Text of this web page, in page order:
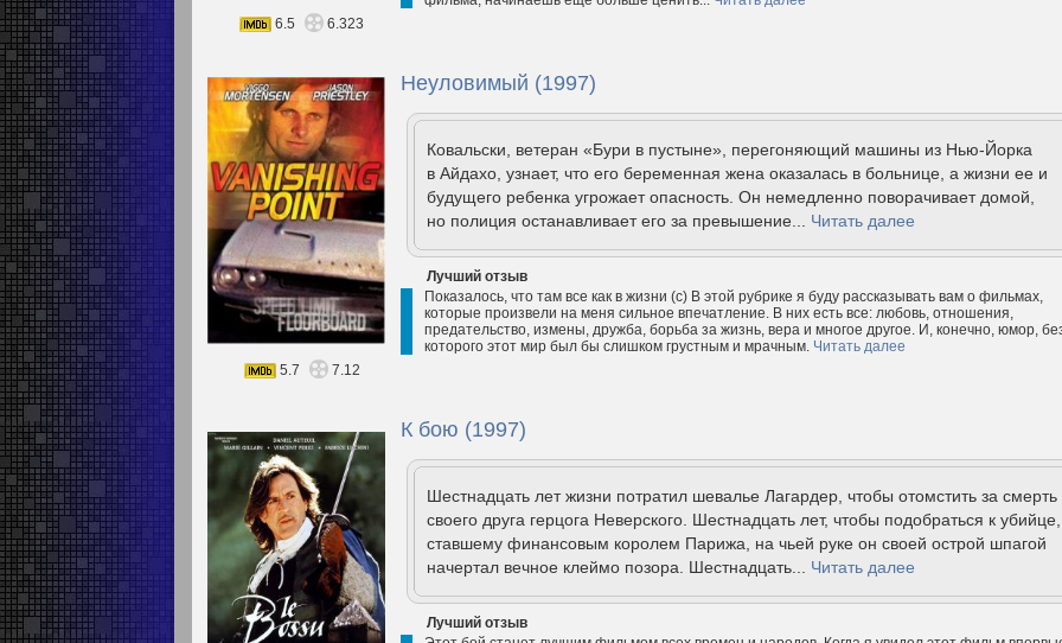
6.5
6.323
Неуловимый (1997)
Ковальски, ветеран «Бури в пустыне», перегоняющий машины из Нью-Йорка
в Айдахо, узнает, что его беременная жена оказалась в больнице, а жизни ее и
будущего ребенка угрожает опасность. Он немедленно поворачивает домой,
но полиция останавливает его за превышение... Читать далее
Лучший отзыв
Показалось, что там все как в жизни (с) В этой рубрике я буду рассказывать вам о фильмах,
которые произвели на меня сильное впечатление. В них есть все: любовь, отношения,
предательство, измены, дружба, борьба за жизнь, вера и многое другое. И, конечно, юмор,
которого этот мир был бы слишком грустным и мрачным. Читать далее
5.7
7.12
К бою (1997)
Шестнадцать лет жизни потратил шевалье Лагардер, чтобы отомстить за смерть
своего друга герцога Неверского. Шестнадцать лет, чтобы подобраться к убийце,
ставшему финансовым королем Парижа, на чьей руке он своей острой шпагой
начертал вечное клеймо позора. Шестнадцать... Читать далее
Лучший отзыв